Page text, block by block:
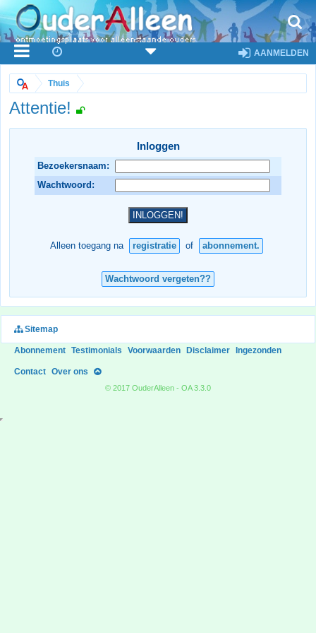
AANMELDEN
Thuis
Attentie!
Inloggen
Bezoekersnaam:
Wachtwoord:
Alleen toegang na registratie of abonnement.
Wachtwoord vergeten??
Sitemap
Abonnement Testimonials Voorwaarden Disclaimer Ingezonden
Contact Over ons
© 2017 OuderAlleen - OA 3.3.0